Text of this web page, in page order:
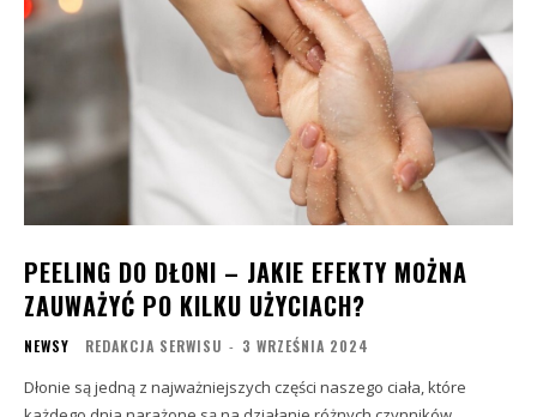
PEELING DO DŁONI – JAKIE EFEKTY MOŻNA
ZAUWAŻYĆ PO KILKU UŻYCIACH?
NEWSY REDAKCJA SERWISU - 3 WRZEŚNIA 2024
Dłonie są jedną z najważniejszych części naszego ciała, które